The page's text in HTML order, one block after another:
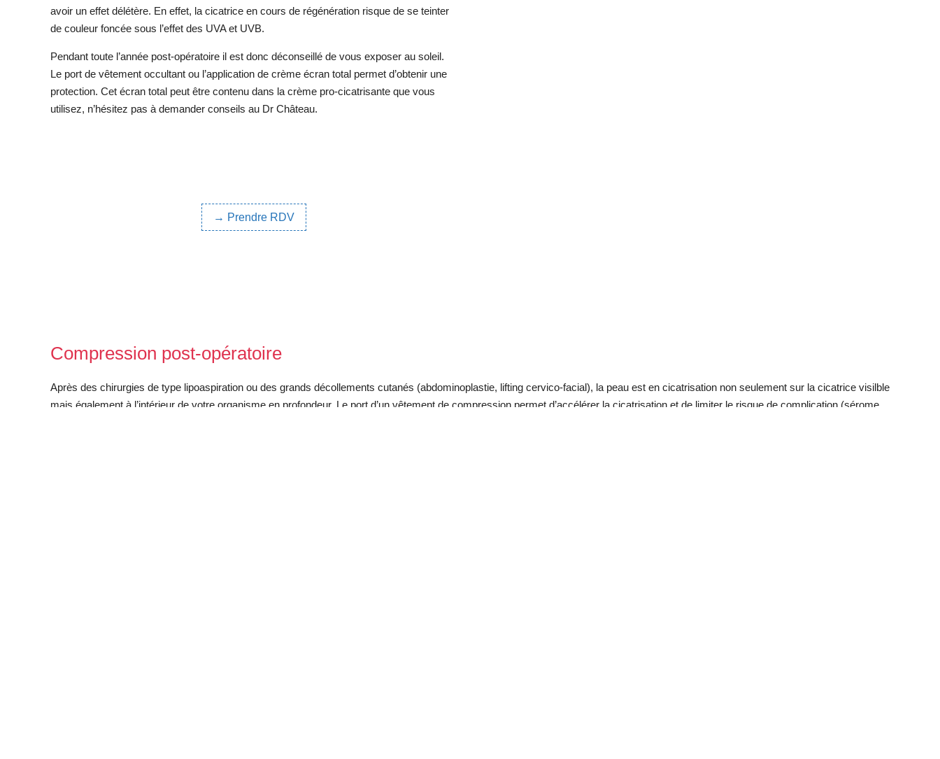
avoir un effet délétère. En effet, la cicatrice en cours de régénération risque de se teinter
de couleur foncée sous l’effet des UVA et UVB.
Pendant toute l’année post-opératoire il est donc déconseillé de vous exposer au soleil.
Le port de vêtement occultant ou l’application de crème écran total permet d’obtenir une
protection. Cet écran total peut être contenu dans la crème pro-cicatrisante que vous
utilisez, n’hésitez pas à demander conseils au Dr Château.
→ Prendre RDV
Compression post-opératoire
Après des chirurgies de type lipoaspiration ou des grands décollements cutanés (abdominoplastie, lifting cervico-facial), la peau est en cicatrisation non seulement sur la cicatrice visilble
mais également à l’intérieur de votre organisme en profondeur. Le port d’un vêtement de compression permet d’accélérer la cicatrisation et de limiter le risque de complication (sérome,